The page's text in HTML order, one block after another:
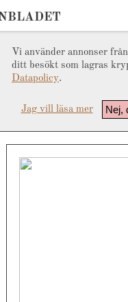
Vi använder annonser
ditt besökt som lagras
Datapolicy.
Nej,
Jag vill läsa mer